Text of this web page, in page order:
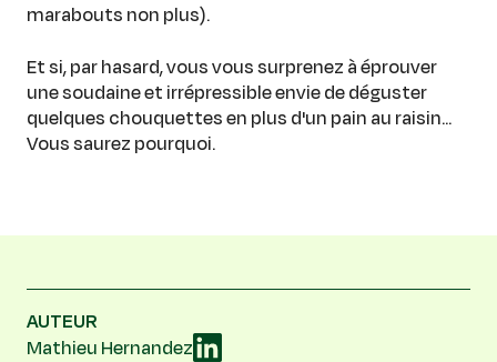
marabouts non plus).
Et si, par hasard, vous vous surprenez à éprouver
une soudaine et irrépressible envie de déguster
quelques chouquettes en plus d'un pain au raisin...
Vous saurez pourquoi.
AUTEUR
Mathieu Hernandez